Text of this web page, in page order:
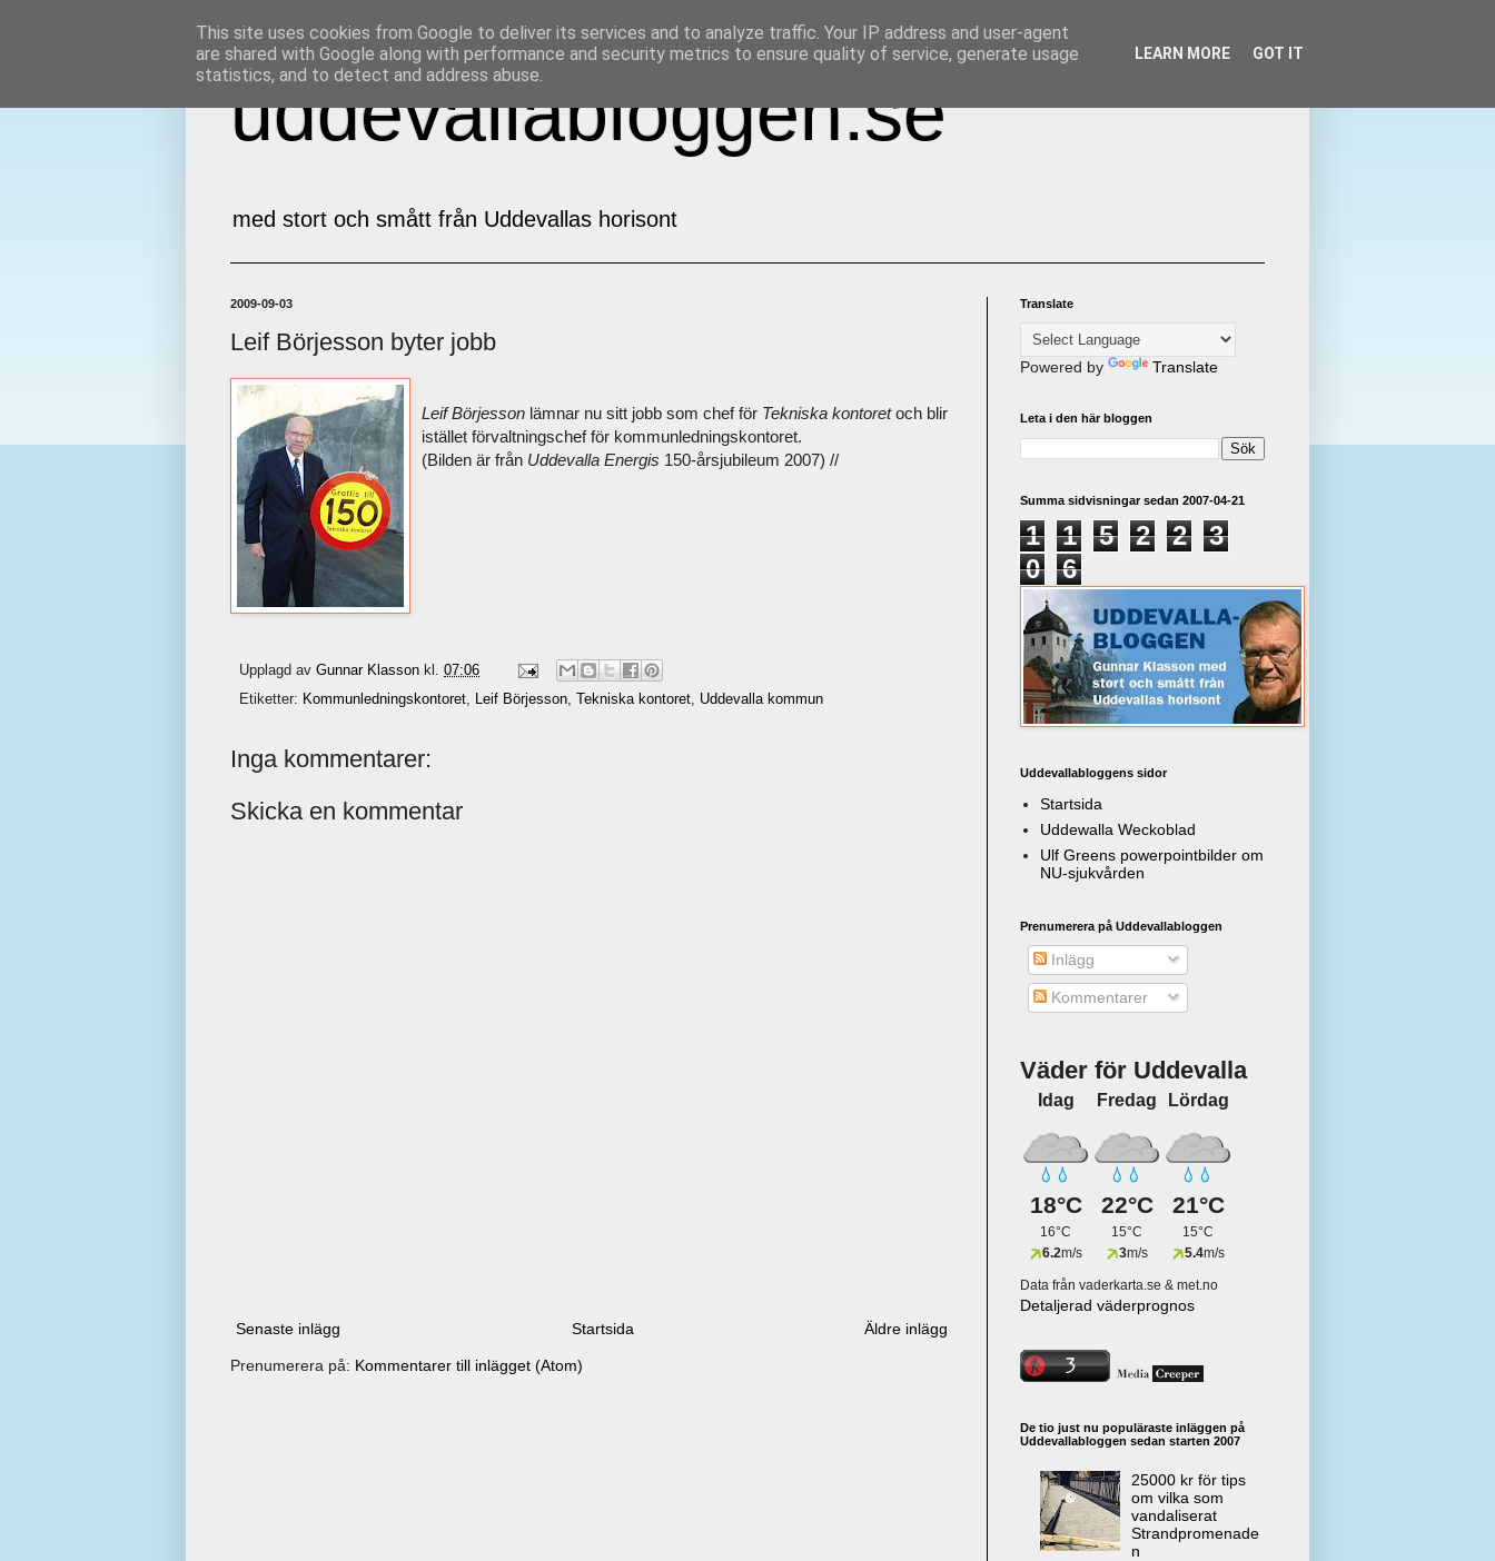
uddevallabloggen.se
med stort och smått från Uddevallas horisont
2009-09-03
Leif Börjesson byter jobb
Leif Börjesson lämnar nu sitt jobb som chef för Tekniska kontoretoch blir
istället förvaltningschef för kommunledningskontoret.
(Bilden är från Uddevalla Energis 150-årsjubileum 2007) //
Upplagd av Gunnar Klasson kl. 07:06
Etiketter: Kommunledningskontoret, Leif Börjesson, Tekniska kontoret, Uddevalla kommun
Inga kommentarer:
Skicka en kommentar
Senaste inlägg Äldre inlägg
Startsida
Prenumerera på: Kommentarer till inlägget (Atom)
Translate
Powered by Translate
Leta i den här bloggen
Summa sidvisningar sedan 2007-04-21
1 1 5 2 2
3
0
6
Uddevallabloggens sidor
Startsida
Uddewalla Weckoblad
Ulf Greens powerpointbilder om
NU-sjukvården
Prenumerera på Uddevallabloggen
Inlägg
Kommentarer
Väder för Uddevalla
Idag
18°C
16°C
6.2m/s
Fredag
22°C
15°C
3m/s
Lördag
21°C
15°C
5.4m/s
Data från vaderkarta.se & met.no
Detaljerad väderprognos
De tio just nu populäraste inläggen på
Uddevallabloggen sedan starten 2007
25000 kr för tips
om vilka som
vandaliserat
Strandpromenade
n
This site uses cookies from Google to deliver its services and to analyze traffic. Your IP address and user-agent
are shared with Google along with performance and security metrics to ensure quality of service, generate usage
statistics, and to detect and address abuse.
LEARN MORE GOT IT